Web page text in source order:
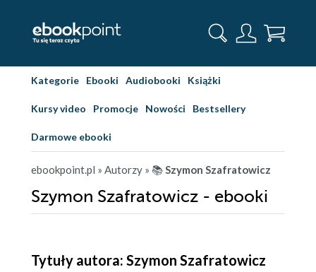
Kategorie Ebooki Audiobooki Książki
Kursy video Promocje Nowości Bestsellery
Darmowe ebooki
ebookpoint.pl » Autorzy » 📚Szymon Szafratowicz
Szymon Szafratowicz - ebooki
Tytuły autora: Szymon Szafratowicz